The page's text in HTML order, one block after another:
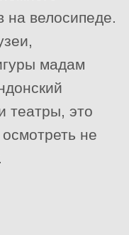
на велосипеде.
мадам
театры, это
не